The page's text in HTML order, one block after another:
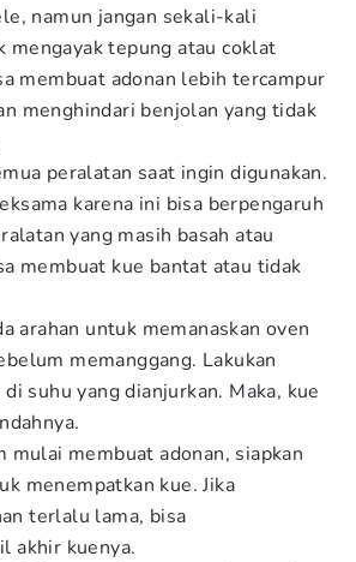
namun jangan sekali-kali
mengayak tepung atau coklat
membuat adonan lebih tercampur
menghindari benjolan yang tidak
peralatan saat ingin digunakan.
karena ini bisa berpengaruh
yang masih basah atau
membuat kue bantat atau tidak
arahan untuk memanaskan oven
memanggang. Lakukan
suhu yang dianjurkan. Maka, kue
mulai membuat adonan, siapkan
menempatkan kue. Jika
terlalu lama, bisa
akhir kuenya.